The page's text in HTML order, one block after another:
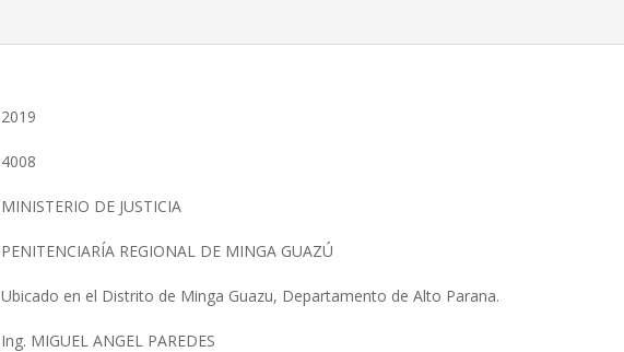
2019
4008
MINISTERIO DE JUSTICIA
PENITENCIARÍA REGIONAL DE MINGA GUAZÚ
Ubicado en el Distrito de Minga Guazu, Departamento de Alto Parana.
Ing. MIGUEL ANGEL PAREDES